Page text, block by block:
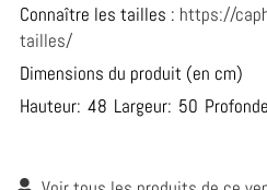
Connaître les tailles : https://
tailles/
Dimensions du produit (en cm)
Hauteur: 48 Largeur: 50